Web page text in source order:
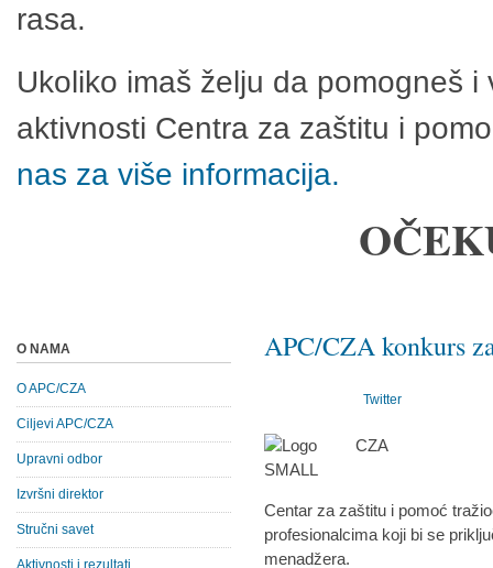
rasa.
Ukoliko imaš želju da pomogneš
aktivnosti Centra za zaštitu i
nas za više informacija.
APC/CZA konkurs
Twitter
Centar za zaštitu i pomoć
profesionalcima koji bi se
menadžera.
O NAMA
O APC/CZA
Ciljevi APC/CZA
Upravni odbor
Izvršni direktor
Stručni savet
Aktivnosti i rezultati